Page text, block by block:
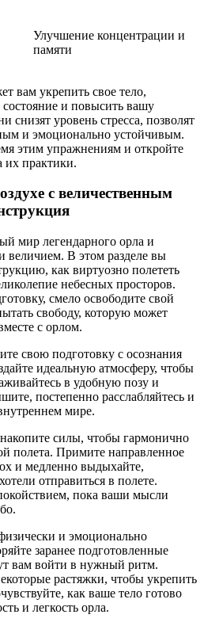
Улучшение концентрации и
памяти
вам укрепить свое тело,
и повысить вашу
снизят уровень стресса, позволят
и эмоционально устойчивым.
этим упражнениям и откройте
их практики.
с величественным
мир легендарного орла и
величием. В этом разделе вы
как виртуозно полететь
небесных просторов.
смело освободите свой
свободу, которую может
с орлом.
свою подготовку с осознания
идеальную атмосферу, чтобы
в удобную позу и
постепенно расслабляйтесь и
мире.
силы, чтобы гармонично
полета. Примите направленное
и медленно выдыхайте,
отправиться в полете.
пока ваши мысли
и эмоционально
заранее подготовленные
вам войти в нужный ритм.
растяжки, чтобы укрепить
как ваше тело готово
и легкость орла.